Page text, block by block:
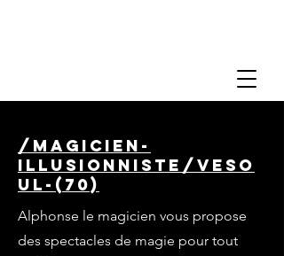
/magicien-
illusionniste/veso
ul-(70)
Alphonse le magicien vous propose
des spectacles de magie pour tout